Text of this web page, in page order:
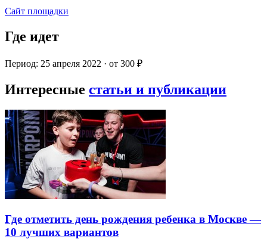
Сайт площадки
Где идет
Период: 25 апреля 2022 · от 300 ₽
Интересные статьи и публикации
Где отметить день рождения ребенка в Москве —
10 лучших вариантов